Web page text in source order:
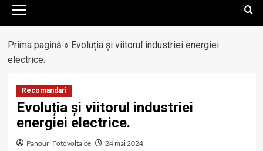
Menu
Prima pagină » Evoluția și viitorul industriei energiei
electrice.
Recomandari
Evoluția și viitorul industriei
energiei electrice.
Panouri Fotovoltaice 24 mai 2024